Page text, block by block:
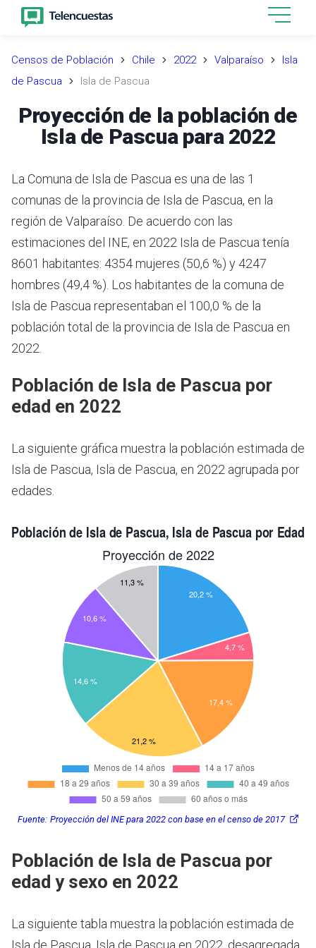
Censos de Población Chile 2022 Valparaíso
Isla
de Pascua
Isla de Pascua
Proyección de la población de
Isla de Pascua para 2022
La Comuna de Isla de Pascua es una de las 1
comunas de la provincia de Isla de Pascua, en la
región de Valparaíso. De acuerdo con las
estimaciones del INE, en 2022 Isla de Pascua tenía
8601 habitantes: 4354 mujeres (50,6 %) y 4247
hombres (49,4 %). Los habitantes de la comuna de
Isla de Pascua representaban el 100,0 % de la
población total de la provincia de Isla de Pascua en
2022.
Población de Isla de Pascua por
edad en 2022
La siguiente gráfica muestra la población estimada de
Isla de Pascua, Isla de Pascua, en 2022 agrupada por
edades.
Fuente: Proyección del INE para 2022 con base en el censo de 2017
Población de Isla de Pascua por
edad y sexo en 2022
La siguiente tabla muestra la población estimada de
Isla de Pascua, Isla de Pascua en 2022, desagregada